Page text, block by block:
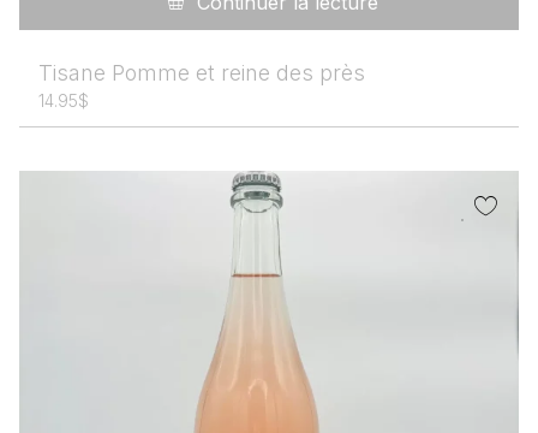
Tisane Pomme et reine des près
14.95$